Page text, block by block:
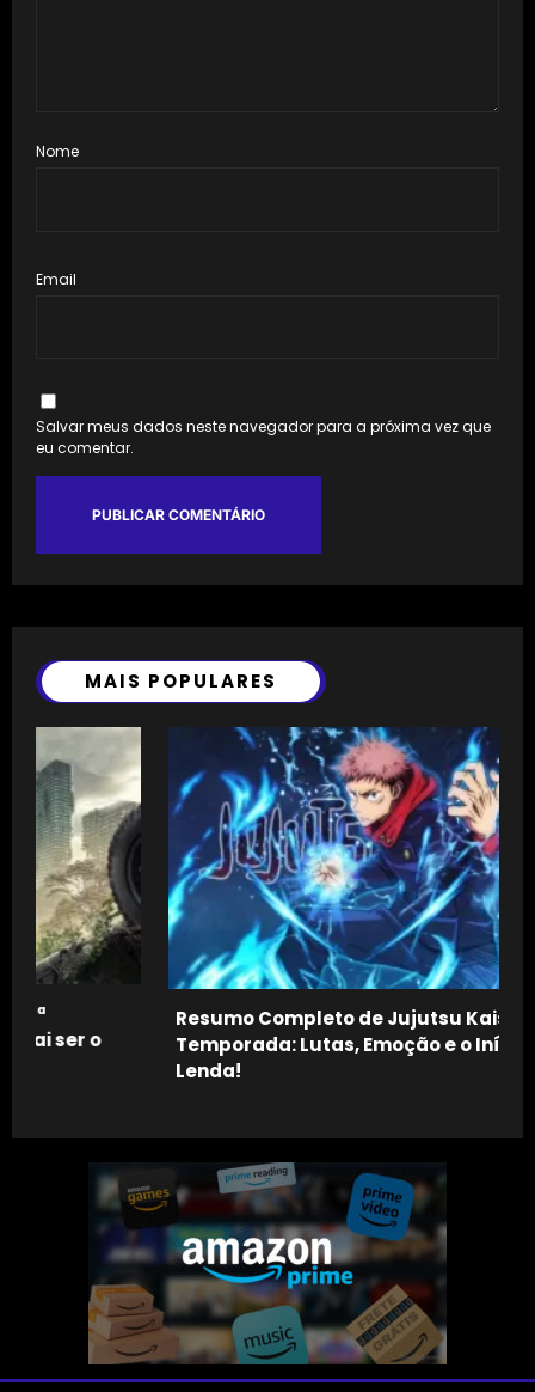
Nome
Email
Salvar meus dados neste navegador para a próxima vez que
eu comentar.
MAIS POPULARES
Resumo Completo de Jujutsu Kaisen 1ª
Temporada: Lutas, Emoção e o Início de uma